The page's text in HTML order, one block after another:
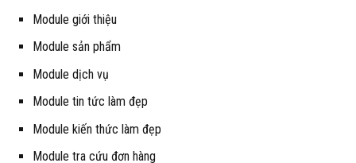
Module giới thiệu
Module sản phẩm
Module dịch vụ
Module tin tức làm đẹp
Module kiến thức làm đẹp
Module tra cứu đơn hàng